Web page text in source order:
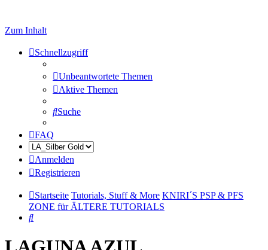
Zum Inhalt
Schnellzugriff
Unbeantwortete Themen
Aktive Themen
Suche
FAQ
Anmelden
Registrieren
Startseite Tutorials, Stuff & More KNIRI´S PSP & PFS
ZONE für ÄLTERE TUTORIALS
Suche